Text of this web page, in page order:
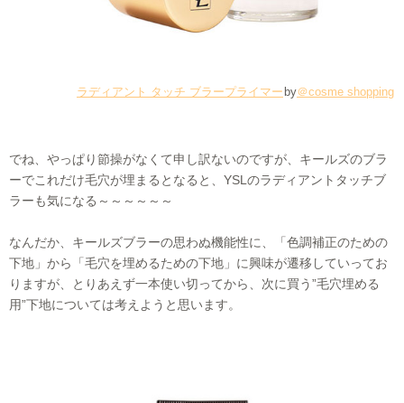
ラディアント タッチ ブラープライマー by＠cosme shopping
でね、やっぱり節操がなくて申し訳ないのですが、キールズのブラ
ーでこれだけ毛穴が埋まるとなると、YSLのラディアントタッチブ
ラーも気になる～～～～～～
なんだか、キールズブラーの思わぬ機能性に、「色調補正のための
下地」から「毛穴を埋めるための下地」に興味が遷移していってお
りますが、とりあえず一本使い切ってから、次に買う”毛穴埋める
用”下地については考えようと思います。